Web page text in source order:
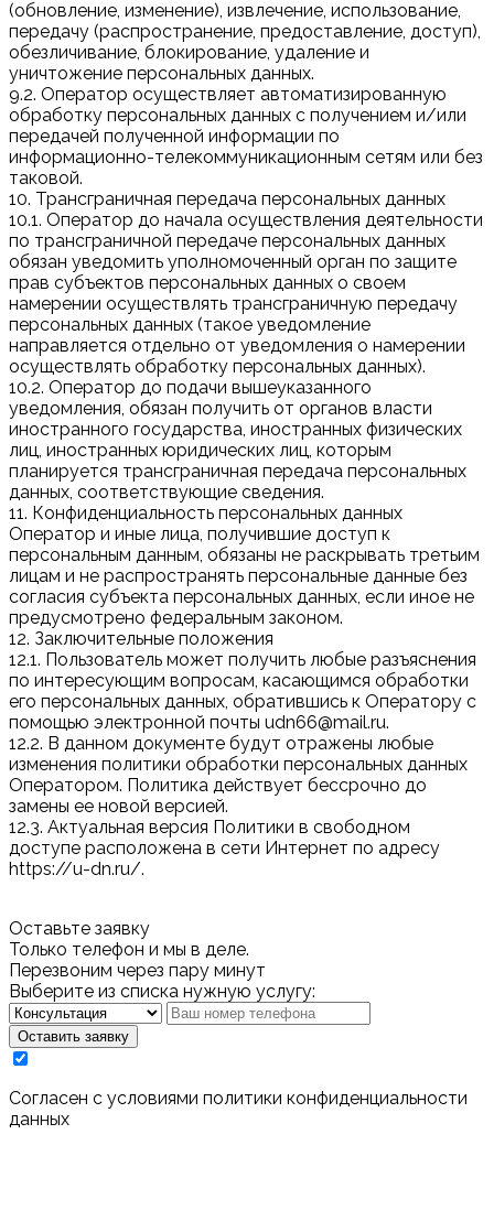
(обновление, изменение), извлечение, использование,
передачу (распространение, предоставление, доступ),
обезличивание, блокирование, удаление и
уничтожение персональных данных.
9.2. Оператор осуществляет автоматизированную
обработку персональных данных с получением и/или
передачей полученной информации по
информационно-телекоммуникационным сетям или без
таковой.
10. Трансграничная передача персональных данных
10.1. Оператор до начала осуществления деятельности
по трансграничной передаче персональных данных
обязан уведомить уполномоченный орган по защите
прав субъектов персональных данных о своем
намерении осуществлять трансграничную передачу
персональных данных (такое уведомление
направляется отдельно от уведомления о намерении
осуществлять обработку персональных данных).
10.2. Оператор до подачи вышеуказанного
уведомления, обязан получить от органов власти
иностранного государства, иностранных физических
лиц, иностранных юридических лиц, которым
планируется трансграничная передача персональных
данных, соответствующие сведения.
11. Конфиденциальность персональных данных
Оператор и иные лица, получившие доступ к
персональным данным, обязаны не раскрывать третьим
лицам и не распространять персональные данные без
согласия субъекта персональных данных, если иное не
предусмотрено федеральным законом.
12. Заключительные положения
12.1. Пользователь может получить любые разъяснения
по интересующим вопросам, касающимся обработки
его персональных данных, обратившись к Оператору с
помощью электронной почты udn66@mail.ru.
12.2. В данном документе будут отражены любые
изменения политики обработки персональных данных
Оператором. Политика действует бессрочно до
замены ее новой версией.
12.3. Актуальная версия Политики в свободном
доступе расположена в сети Интернет по адресу
https://u-dn.ru/.
Оставьте заявку
Только телефон и мы в деле.
Перезвоним через пару минут
Выберите из списка нужную услугу:
Оставить заявку
Cогласен с условиями политики конфиденциальности
данных